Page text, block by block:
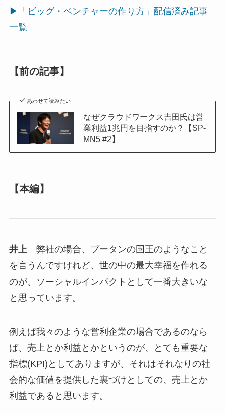
▶「ビッグ・ベンチャーの作り方」配信済み記事
一覧
【前の記事】
あわせて読みたい
なぜクラウドワークス吉田氏は営
業利益1兆円を目指すのか？【SP-
MN5 #2】
【本編】
井上 弊社の場合、ブータンの国王のようなこと
を言うんですけれど、世の中の最大幸福を作れる
のが、ソーシャルインパクトとして一番大きいな
と思っています。
例えば我々のような営利企業の場合であるのなら
ば、売上とか利益とかというのが、とても重要な
指標(KPI)としてありますが、それはそれなりの社
会的な価値を提供した裏づけとしての、売上とか
利益であると思います。